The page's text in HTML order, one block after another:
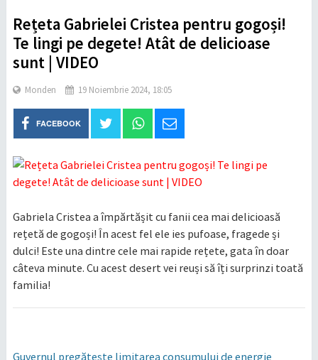
Rețeta Gabrielei Cristea pentru gogoși!
Te lingi pe degete! Atât de delicioase
sunt | VIDEO
Monden 19 Noiembrie 2024, 18:05
FACEBOOK
Gabriela Cristea a împărtășit cu fanii cea mai delicioasă
rețetă de gogoși! În acest fel ele ies pufoase, fragede și
dulci! Este una dintre cele mai rapide rețete, gata în doar
câteva minute. Cu acest desert vei reuși să îți surprinzi toată
familia!
Guvernul pregătește limitarea consumului de energie